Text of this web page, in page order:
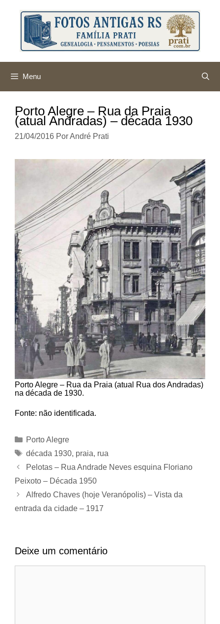
conteúdo
Menu
Porto Alegre – Rua da Praia
(atual Andradas) – década 1930
21/04/2016 PorAndré Prati
Porto Alegre – Rua da Praia (atual Rua dos Andradas)
na década de 1930.
Fonte: não identificada.
Categorias
Porto Alegre
Tags
década 1930, praia, rua
Pelotas – Rua Andrade Neves esquina Floriano
Peixoto – Década 1950
Alfredo Chaves (hoje Veranópolis) – Vista da
entrada da cidade – 1917
Deixe um comentário